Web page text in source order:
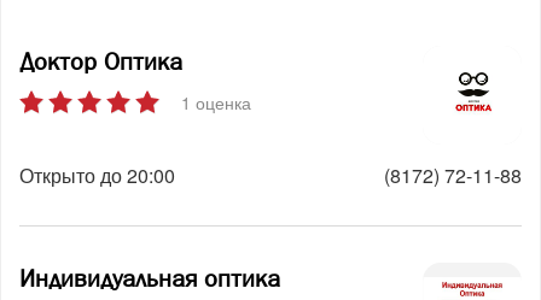
Доктор Оптика
1 оценка
Открыто до 20:00 (8172) 72-11-88
Индивидуальная оптика